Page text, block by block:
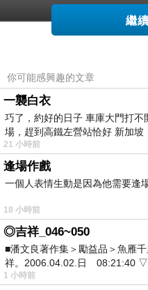
我都
--
*本站圖文原
.
.
上一篇：
繼
你可能感興趣的文章
一襲白衣
巧了，約好的日子 車庫大門打
場，趕到高鐵左營站恰好 新加
21 小時前
逢場作戲
一個人表情生動是因為他需要逢
18 小時前
◎吉祥_046~050
■潘文良著作集＞勵益品＞魚雁
祥。2006.04.02.日 08:21:40
1 小時前